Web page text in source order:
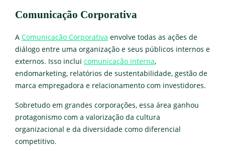
Comunicação Corporativa
A Comunicação Corporativa envolve todas as ações de
diálogo entre uma organização e seus públicos internos e
externos. Isso inclui comunicação interna,
endomarketing, relatórios de sustentabilidade, gestão de
marca empregadora e relacionamento com investidores.
Sobretudo em grandes corporações, essa área ganhou
protagonismo com a valorização da cultura
organizacional e da diversidade como diferencial
competitivo.